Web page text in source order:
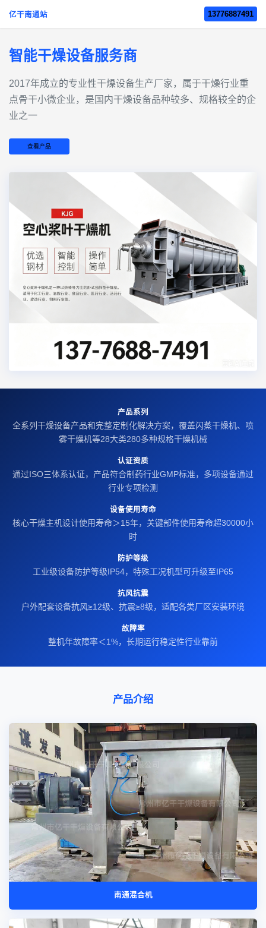
亿干南通站 13776887491
智能干燥设备服务商
2017年成立的‌专业性干燥设备生产厂家‌，属于干燥行业重
点骨干小微企业，是国内干燥设备品种较多、规格较全的企
业之一
查看产品
产品系列
全系列干燥设备产品和完整定制化解决方案，覆盖闪蒸干燥机、喷
雾干燥机等28大类280多种规格干燥机械
认证资质
通过ISO三体系认证，产品符合制药行业GMP标准，多项设备通过
行业专项检测
设备使用寿命
核心干燥主机设计使用寿命＞15年，关键部件使用寿命超30000小
时
防护等级
工业级设备防护等级IP54，特殊工况机型可升级至IP65
抗风抗震
户外配套设备抗风≥12级、抗震≥8级，适配各类厂区安装环境
故障率
整机年故障率＜1%，长期运行稳定性行业靠前
产品介绍
南通混合机